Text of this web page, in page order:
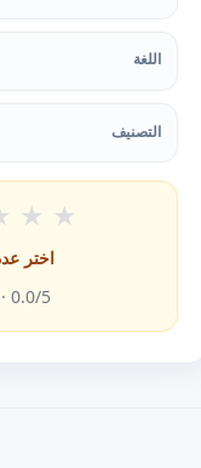
اللغة
التصنيف
★ ★
اختر
0.0/5 ·